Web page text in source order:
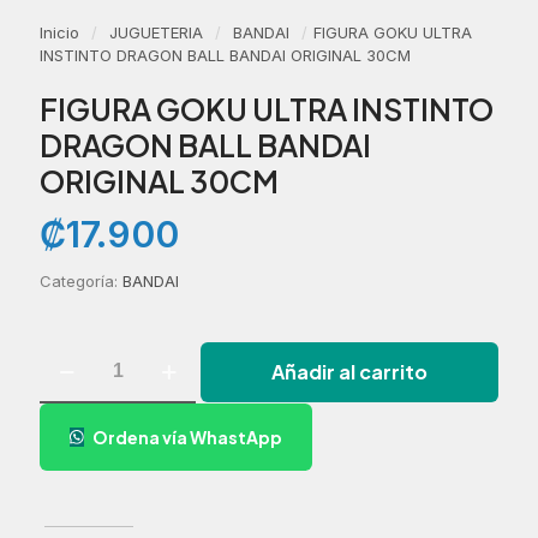
Inicio / JUGUETERIA / BANDAI / FIGURA GOKU ULTRA
INSTINTO DRAGON BALL BANDAI ORIGINAL 30CM
FIGURA GOKU ULTRA INSTINTO
DRAGON BALL BANDAI
ORIGINAL 30CM
₡17.900
Categoría: BANDAI
DRAGON
BALL
30CM
Añadir al carrito
Ordena vía WhastApp